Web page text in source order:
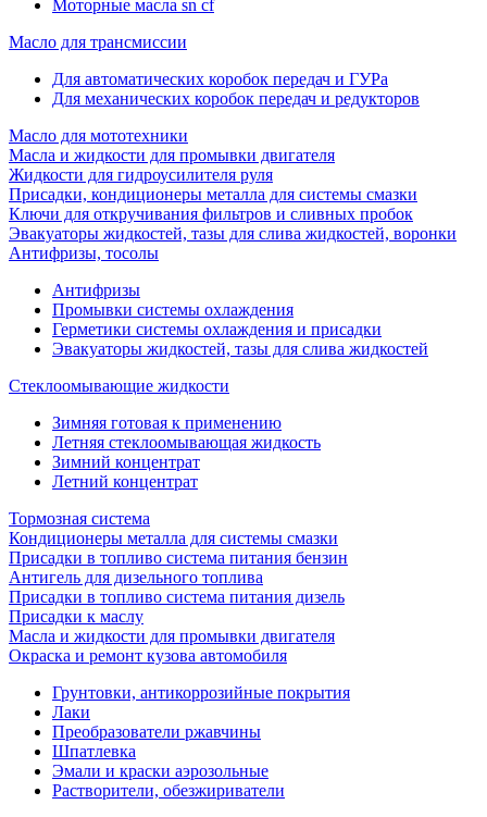
Моторные масла sn cf
Масло для трансмиссии
Для автоматических коробок передач и ГУРа
Для механических коробок передач и редукторов
Масло для мототехники
Масла и жидкости для промывки двигателя
Жидкости для гидроусилителя руля
Присадки, кондиционеры металла для системы смазки
Ключи для откручивания фильтров и сливных пробок
Эвакуаторы жидкостей, тазы для слива жидкостей, воронки
Антифризы, тосолы
Антифризы
Промывки системы охлаждения
Герметики системы охлаждения и присадки
Эвакуаторы жидкостей, тазы для слива жидкостей
Стеклоомывающие жидкости
Зимняя готовая к применению
Летняя стеклоомывающая жидкость
Зимний концентрат
Летний концентрат
Тормозная система
Кондиционеры металла для системы смазки
Присадки в топливо система питания бензин
Антигель для дизельного топлива
Присадки в топливо система питания дизель
Присадки к маслу
Масла и жидкости для промывки двигателя
Окраска и ремонт кузова автомобиля
Грунтовки, антикоррозийные покрытия
Лаки
Преобразователи ржавчины
Шпатлевка
Эмали и краски аэрозольные
Растворители, обезжириватели